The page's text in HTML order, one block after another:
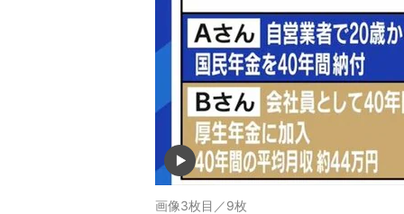
画像3枚目／9枚